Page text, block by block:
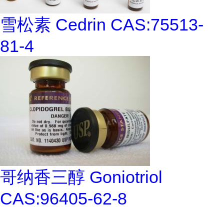
雪松素 Cedrin CAS:75513-
81-4
哥纳香三醇 Goniotriol
CAS:96405-62-8